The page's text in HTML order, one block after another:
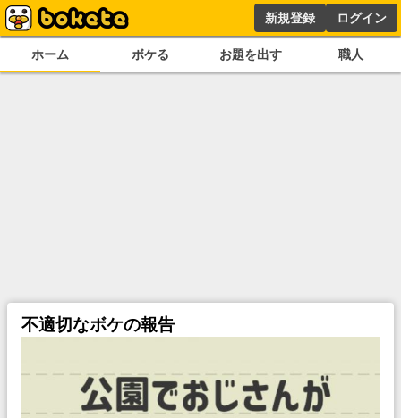
新規登録 ログイン
ホーム ボケる お題を出す 職人
不適切なボケの報告